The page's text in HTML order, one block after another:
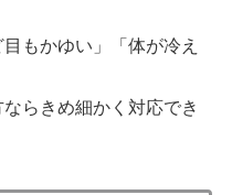
もかゆい」「体が冷え
らきめ細かく対応でき